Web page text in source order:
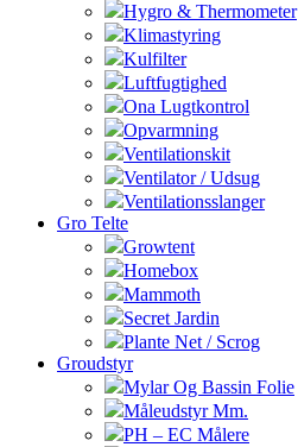
Hygro & Thermometer
Klimastyring
Kulfilter
Luftfugtighed
Ona Lugtkontrol
Opvarmning
Ventilationskit
Ventilator / Udsug
Ventilationsslanger
Gro Telte
Growtent
Homebox
Mammoth
Secret Jardin
Plante Net / Scrog
Groudstyr
Mylar Og Bassin Folie
Måleudstyr Mm.
PH – EC Målere